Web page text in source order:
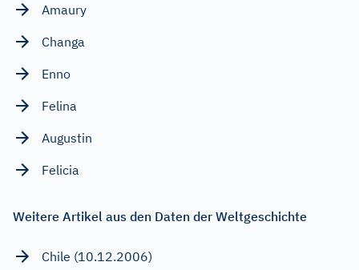
Amaury
Changa
Enno
Felina
Augustin
Felicia
Weitere Artikel aus den Daten der Weltgeschichte
Chile (10.12.2006)